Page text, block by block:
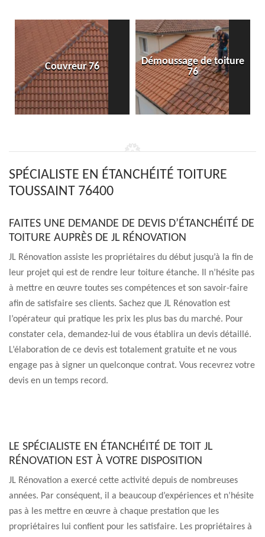
76
Démoussage de toiture
Etanchéité
SPÉCIALISTE EN ÉTANCHÉITÉ TOITURE
TOUSSAINT 76400
FAITES UNE DEMANDE DE DEVIS D’ÉTANCHÉITÉ DE
TOITURE AUPRÈS DE JL RÉNOVATION
JL Rénovation assiste les propriétaires du début jusqu’à la fin de
leur projet qui est de rendre leur toiture étanche. Il n’hésite pas
à mettre en œuvre toutes ses compétences et son savoir-faire
afin de satisfaire ses clients. Sachez que JL Rénovation est
l’opérateur qui pratique les prix les plus bas du marché. Pour
constater cela, demandez-lui de vous établira un devis détaillé.
L’élaboration de ce devis est totalement gratuite et ne vous
engage pas à signer un quelconque contrat. Vous recevrez votre
devis en un temps record.
LE SPÉCIALISTE EN ÉTANCHÉITÉ DE TOIT JL
RÉNOVATION EST À VOTRE DISPOSITION
JL Rénovation a exercé cette activité depuis de nombreuses
années. Par conséquent, il a beaucoup d’expériences et n’hésite
pas à les mettre en œuvre à chaque prestation que les
propriétaires lui confient pour les satisfaire. Les propriétaires à